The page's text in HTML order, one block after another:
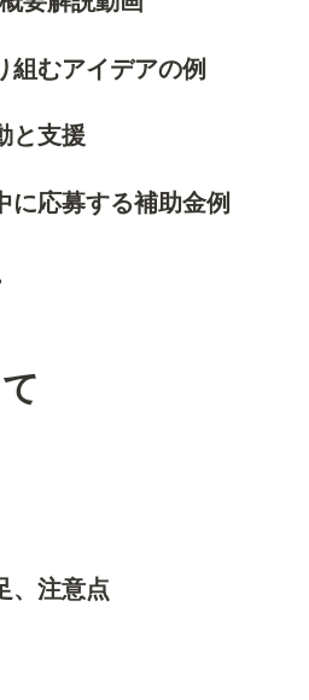
組むアイデアの例
と支援
に応募する補助金例
、注意点